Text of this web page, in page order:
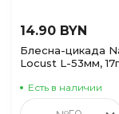
14.90 BYN
Блесна-цикада
Locust L-53мм,
Есть в наличии